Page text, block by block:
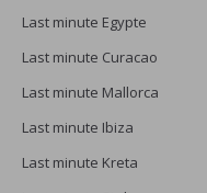
Last minute Egypte
Last minute Curacao
Last minute Mallorca
Last minute Ibiza
Last minute Kreta